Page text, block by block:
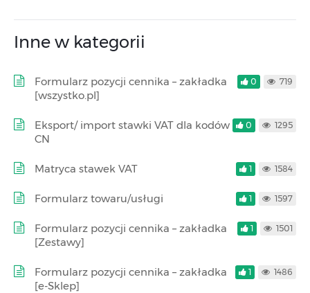
Inne w kategorii
Formularz pozycji cennika – zakładka
[wszystko.pl]
0 719
Eksport/ import stawki VAT dla kodów
CN
0 1295
Matryca stawek VAT 1 1584
Formularz towaru/usługi 1 1597
Formularz pozycji cennika – zakładka
[Zestawy]
1 1501
Formularz pozycji cennika – zakładka
[e-Sklep]
1 1486